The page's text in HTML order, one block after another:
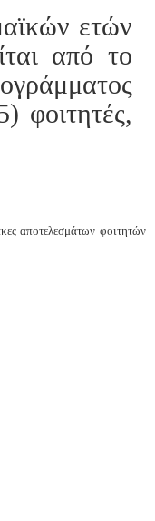
ετών
από το
φοιτητές,
αποτελεσμάτων φοιτητών